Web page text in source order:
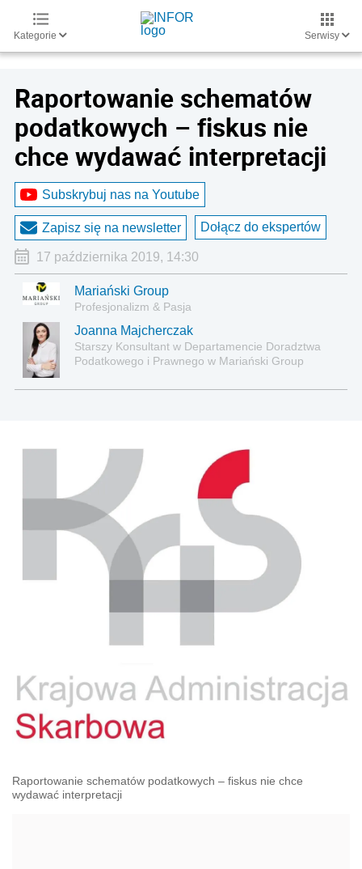
Kategorie Serwisy
Raportowanie schematów
podatkowych – fiskus nie
chce wydawać interpretacji
Subskrybuj nas na Youtube
Zapisz się na newsletter Dołącz do ekspertów
17 października 2019, 14:30
Mariański Group
Profesjonalizm & Pasja
Joanna Majcherczak
Starszy Konsultant w Departamencie Doradztwa
Podatkowego i Prawnego w Mariański Group
Raportowanie schematów podatkowych – fiskus nie chce
wydawać interpretacji